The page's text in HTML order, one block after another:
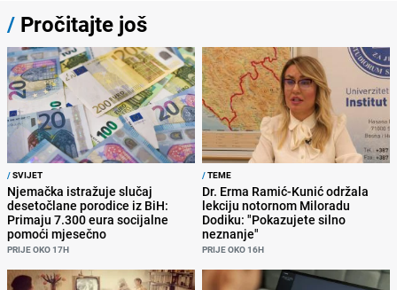
/ Pročitajte još
/SVIJET
Njemačka istražuje slučaj
desetočlane porodice iz BiH:
Primaju 7.300 eura socijalne
pomoći mjesečno
PRIJE OKO 17H
/TEME
Dr. Erma Ramić-Kunić održala
lekciju notornom Miloradu
Dodiku: "Pokazujete silno
neznanje"
PRIJE OKO 16H